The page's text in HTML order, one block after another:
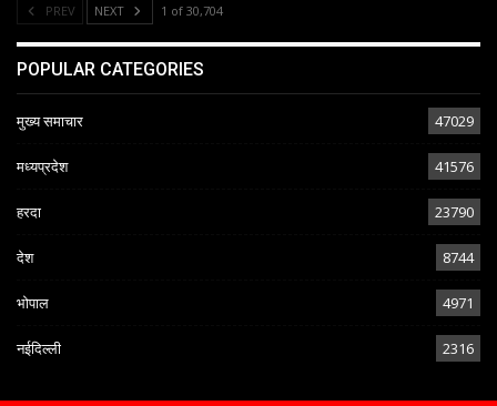
PREV NEXT 1 of 30,704
POPULAR CATEGORIES
मुख्य समाचार 47029
मध्यप्रदेश 41576
हरदा 23790
देश 8744
भोपाल 4971
नईदिल्ली 2316